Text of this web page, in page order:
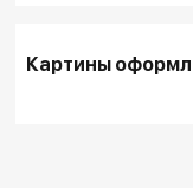
Наши
Картины